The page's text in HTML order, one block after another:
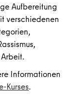
Aufbereitung
verschiedenen
Informationen
Kurses.